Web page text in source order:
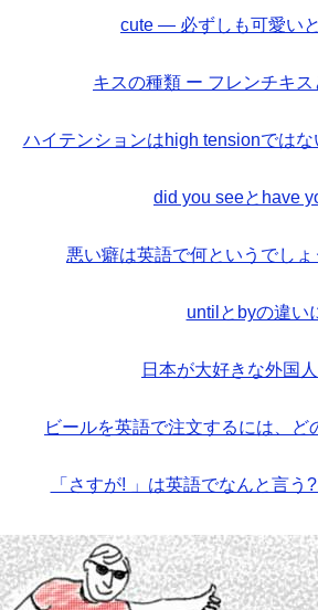
cute — 必ずしも可愛い
キスの種類 ー フレンチキ
ハイテンションはhigh tensionでは
did you seeとhave
悪い癖は英語で何というでし
untilとbyの違い
日本が大好きな外国
ビールを英語で注文するには、
「さすが! 」は英語でなんと言う